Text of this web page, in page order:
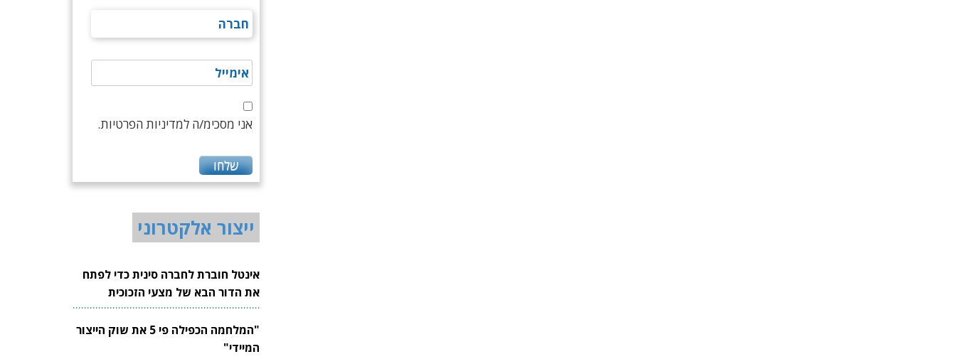
אני מסכימ/ה למדיניות הפרטיות.
ייצור אלקטרוני
אינטל חוברת לחברה סינית כדי לפתח
את הדור הבא של מצעי הזכוכית
לשבבים
"המלחמה הכפילה פי 5 את שוק הייצור
המיידי"